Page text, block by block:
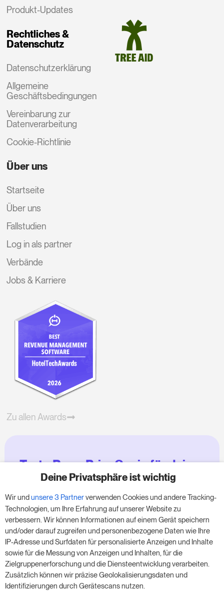
Produkt-Updates
Rechtliches &
Datenschutz
Datenschutzerklärung
Allgemeine
Geschäftsbedingungen
Vereinbarung zur
Datenverarbeitung
Cookie-Richtlinie
Über uns
Startseite
Über uns
Fallstudien
Log in als partner
Verbände
Jobs & Karriere
Zu allen Awards
Teste RoomPriceGenie für deine
Zimmer
Nutze unsere 14-tägige Testversion und steigere
deinen Umsatz jetzt – ganz ohne Verpflichtung.
Buche einen Termin, um deine kostenlose 14-
tägige Testphase zu starten.
Deine Privatsphäre ist wichtig
Wir undunsere 3 Partnerverwenden Cookies und andere Tracking-
Technologien, um Ihre Erfahrung auf unserer Website zu
verbessern. Wir können Informationen auf einem Gerät speichern
und/oder darauf zugreifen und personenbezogene Daten wie Ihre
IP-Adresse und Surfdaten für personalisierte Anzeigen und Inhalte
sowie für die Messung von Anzeigen und Inhalten, für die
Zielgruppenerforschung und die Diensteentwicklung verarbeiten.
Zusätzlich können wir präzise Geolokalisierungsdaten und
Identifizierungen durch Gerätescans nutzen.